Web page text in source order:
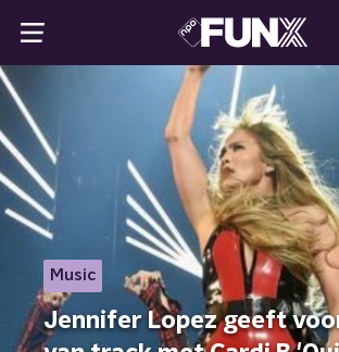
Music
Jennifer Lopez geeft